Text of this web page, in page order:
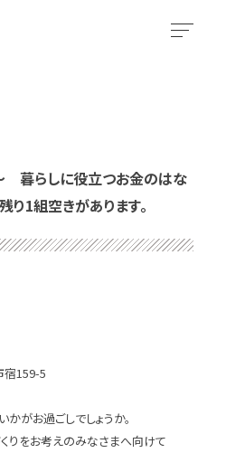
～ 暮らしに役立つお金のはな
組空きがあります。
159-5
がお過ごしでしょうか。
りをお考えのみなさまへ向けて